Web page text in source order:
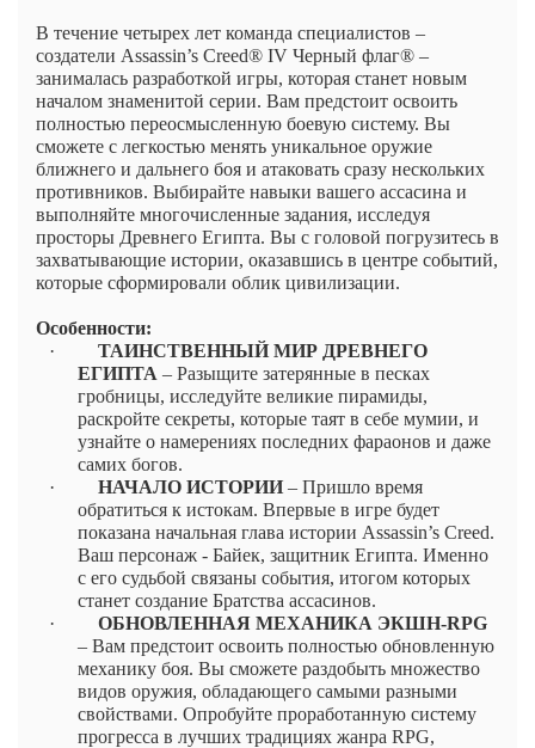
В течение четырех лет команда специалистов –
создатели Assassin’s Creed® IV Черный флаг® –
занималась разработкой игры, которая станет новым
началом знаменитой серии. Вам предстоит освоить
полностью переосмысленную боевую систему. Вы
сможете с легкостью менять уникальное оружие
ближнего и дальнего боя и атаковать сразу нескольких
противников. Выбирайте навыки вашего ассасина и
выполняйте многочисленные задания, исследуя
просторы Древнего Египта. Вы с головой погрузитесь в
захватывающие истории, оказавшись в центре событий,
которые сформировали облик цивилизации.
Особенности:
·
ТАИНСТВЕННЫЙ МИР ДРЕВНЕГО
ЕГИПТА – Разыщите затерянные в песках
гробницы, исследуйте великие пирамиды,
раскройте секреты, которые таят в себе мумии, и
узнайте о намерениях последних фараонов и даже
самих богов.
·
НАЧАЛО ИСТОРИИ – Пришло время
обратиться к истокам. Впервые в игре будет
показана начальная глава истории Assassin’s Creed.
Ваш персонаж - Байек, защитник Египта. Именно
с его судьбой связаны события, итогом которых
станет создание Братства ассасинов.
·
ОБНОВЛЕННАЯ МЕХАНИКА ЭКШН-RPG
– Вам предстоит освоить полностью обновленную
механику боя. Вы сможете раздобыть множество
видов оружия, обладающего самыми разными
свойствами. Опробуйте проработанную систему
прогресса в лучших традициях жанра RPG,